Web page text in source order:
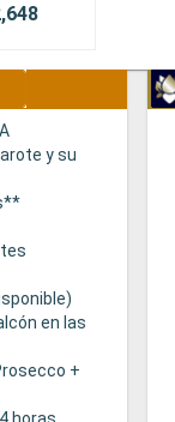
y su
en las
+
horas